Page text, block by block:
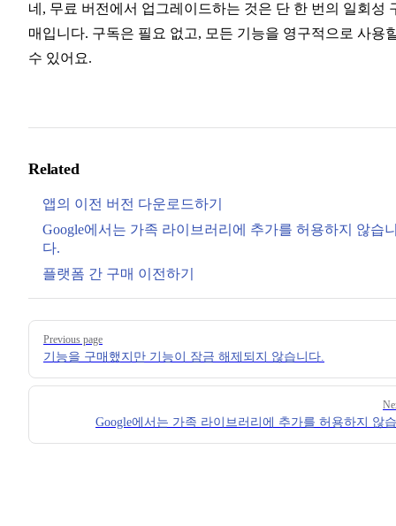
네, 무료 버전에서 업그레이드하는 것은 단 한 번의 일회성
매입니다. 구독은 필요 없고, 모든 기능을 영구적으로 사용
수 있어요.
Related
앱의 이전 버전 다운로드하기
Google에서는 가족 라이브러리에 추가를 허용하지 않습
다.
플랫폼 간 구매 이전하기
Pager
Previous page
기능을 구매했지만 기능이 잠금 해제되지 않습니다.
Google에서는 가족 라이브러리에 추가를 허용하지 않